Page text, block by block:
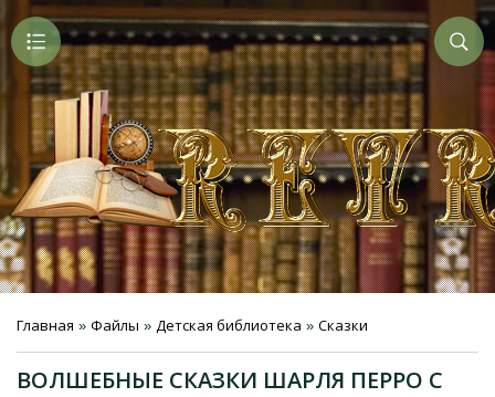
Главная » Файлы » Детская библиотека » Сказки
ВОЛШЕБНЫЕ СКАЗКИ ШАРЛЯ ПЕРРО С